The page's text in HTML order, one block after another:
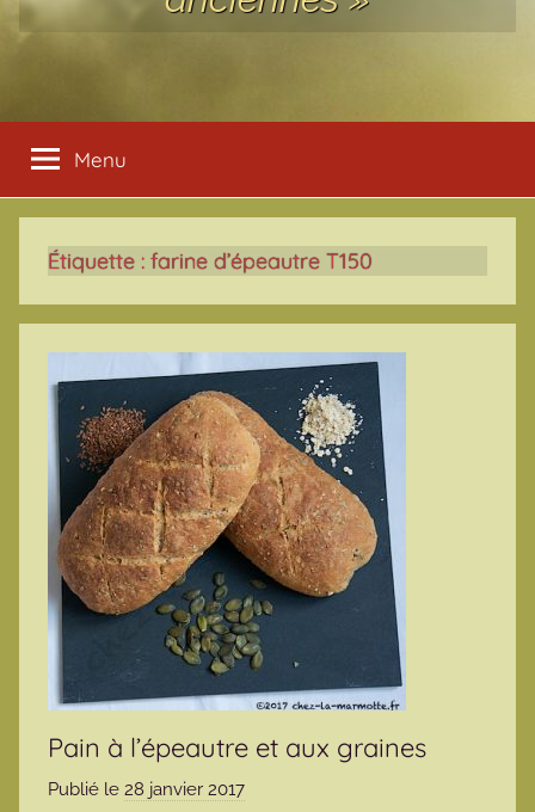
Menu
Étiquette : farine d’épeautre T150
Pain à l’épeautre et aux graines
Publié le 28 janvier 2017